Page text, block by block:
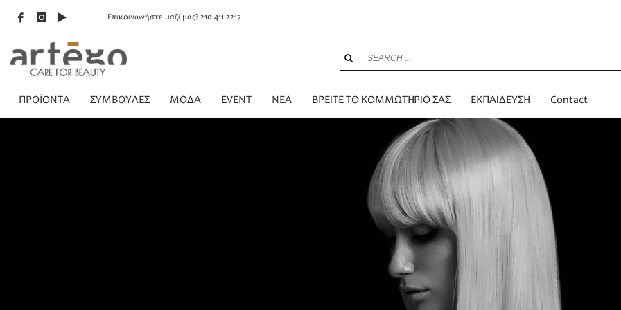
Επικοινωνήστε μαζί μας? 210 411 2217
ΠΡΟΪΟΝΤΑ ΣΥΜΒΟΥΛΕΣ ΜΟΔΑ EVENT NEA ΒΡΕΙΤΕ ΤΟ ΚΟΜΜΩΤΗΡΙΟ ΣΑΣ ΕΚΠΑΙΔΕΥΣΗ Contact